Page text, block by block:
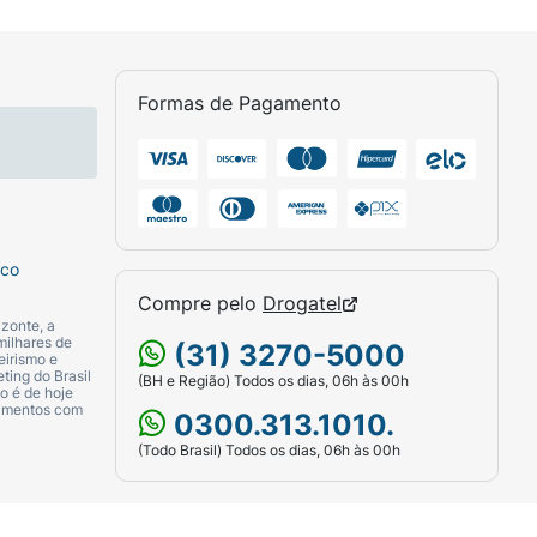
a
de
e
do Brasil
é de hoje
com
Formas de Pagamento
Compre pelo Drogatel
(31) 3270-5000
(BH e Região) Todos os dias, 06h às 00h
0300.313.1010.
(Todo Brasil) Todos os dias, 06h às 00h